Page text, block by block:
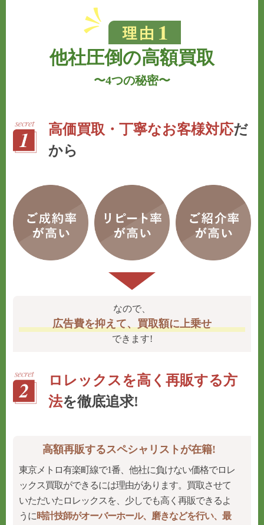
他社圧倒の高額買取
〜4つの秘密〜
高価買取・丁寧なお客様対応だ
から
なので、
広告費を抑えて、買取額に上乗せ
できます!
ロレックスを高く再販する方
法を徹底追求!
高額再販するスペシャリストが在籍!
東京メトロ有楽町線で1番、他社に負けない価格でロレ
ックス買取ができるには理由があります。買取させて
いただいたロレックスを、少しでも高く再販できるよ
うに時計技師がオーバーホール、磨きなどを行い、最